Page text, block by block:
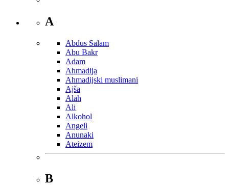
A
Abdus Salam
Abu Bakr
Adam
Ahmadija
Ahmadijski muslimani
Ajša
Alah
Ali
Alkohol
Angeli
Anunaki
Ateizem
B